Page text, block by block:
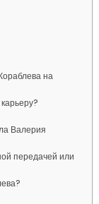
на
Валерия
передачей или